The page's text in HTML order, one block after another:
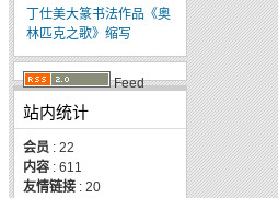
丁仕美大篆书法作品《奥
林匹克之歌》缩写
Feed
站内统计
会员 : 22
内容 : 611
友情链接 : 20